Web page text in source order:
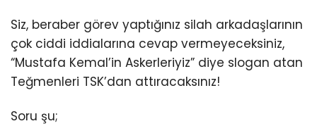
Siz, beraber görev yaptığınız silah arkadaşlarının
çok ciddi iddialarına cevap vermeyeceksiniz,
“Mustafa Kemal’in Askerleriyiz” diye slogan atan
Teğmenleri TSK’dan attıracaksınız!
Soru şu;